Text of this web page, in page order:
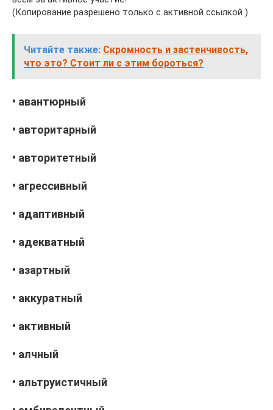
(Копирование разрешено только с активной ссылкой )
Читайте также: Скромность и застенчивость,
что это? Стоит ли с этим бороться?
• авантюрный
• авторитарный
• авторитетный
• агрессивный
• адаптивный
• адекватный
• азартный
• аккуратный
• активный
• алчный
• альтруистичный